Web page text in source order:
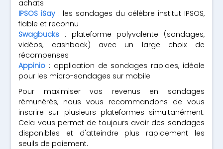
achats
IPSOS iSay : les sondages du célèbre institut IPSOS,
fiable et reconnu
Swagbucks : plateforme polyvalente (sondages,
vidéos, cashback) avec un large choix de
récompenses
Appinio : application de sondages rapides, idéale
pour les micro-sondages sur mobile
Pour maximiser vos revenus en sondages
rémunérés, nous vous recommandons de vous
inscrire sur plusieurs plateformes simultanément.
Cela vous permet de toujours avoir des sondages
disponibles et d'atteindre plus rapidement les
seuils de paiement.